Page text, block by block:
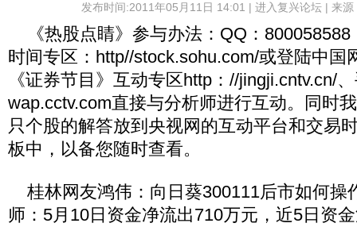
发布时间:2011年05月11日 14:01 | 进入复兴论坛| 来源
《热股点睛》参与办法：QQ：800058588
时间专区：http//stock.sohu.com/或登陆中国
《证券节目》互动专区http：//jingji.cntv.cn/
wap.cctv.com直接与分析师进行互动。同时
只个股的解答放到央视网的互动平台和交易
板中，以备您随时查看。
桂林网友鸿伟：向日葵300111后市如何操
师：5月10日资金净流出710万元，近5日资